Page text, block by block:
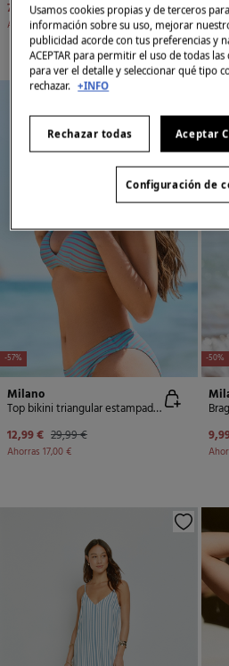
7,99 € 19,99 €
Ahorras12,00 €
-57%
Milano
Top bikini triangular estampado rayas
12,99 € 29,99 €
Ahorras 17,00 €
-50%
Usamos cookies propias y de terceros
información sobre su uso, mejorar
publicidad acorde con tus preferencias y
ACEPTAR para permitir el uso de todas
para ver el detalle y seleccionar qué tipo
rechazar. +INFO
Rechazar todas Aceptar
Configuración de